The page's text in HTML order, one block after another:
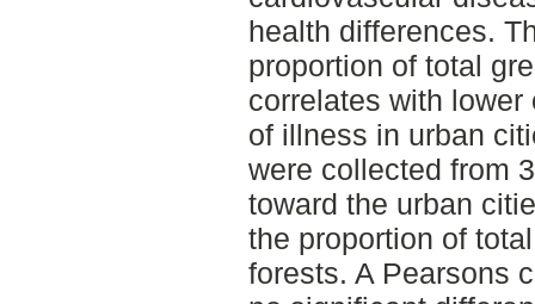
health differences.
proportion of total
correlates with
of illness in urban
were collected from
toward the urban
the proportion of
forests. A Pearsons